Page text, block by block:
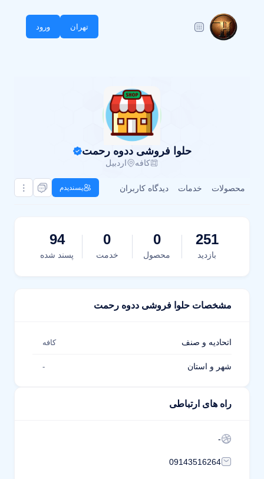
تهران ورود
حلوا فروشی ددوه رحمت
کافه اردبیل
محصولات خدمات دیدگاه کاربران پسندیدم
251
بازدید
0
محصول
0
خدمت
94
پسند شده
مشخصات حلوا فروشی ددوه رحمت
اتحادیه و صنف کافه
شهر و استان -
راه های ارتباطی
-
09143516264